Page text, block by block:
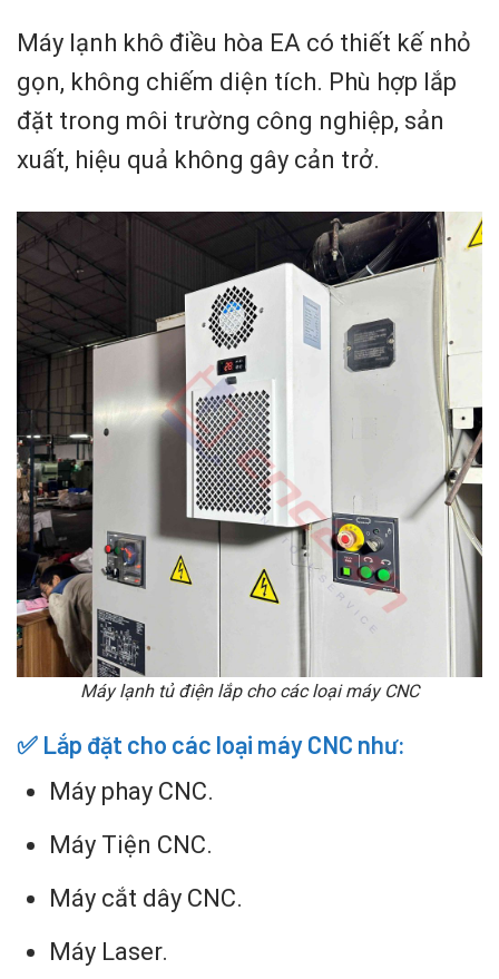
Máy lạnh khô điều hòa EA có thiết kế nhỏ
gọn, không chiếm diện tích. Phù hợp lắp
đặt trong môi trường công nghiệp, sản
xuất, hiệu quả không gây cản trở.
Máy lạnh tủ điện lắp cho các loại máy CNC
✅ Lắp đặt cho các loại máy CNC như:
Máy phay CNC.
Máy Tiện CNC.
Máy cắt dây CNC.
Máy Laser.